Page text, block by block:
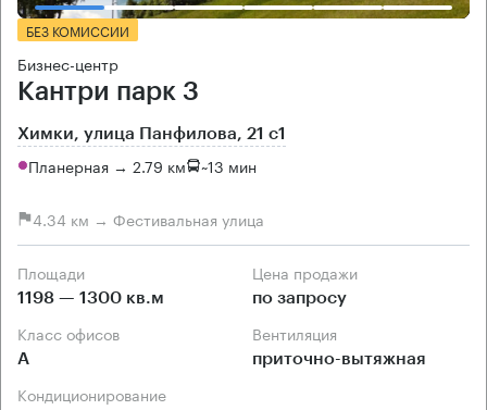
БЕЗ КОМИССИИ
Бизнес-центр
Кантри парк 3
Химки, улица Панфилова, 21 с1
Планерная → 2.79 км ~13 мин
4.34 км → Фестивальная улица
Площади
1198 — 1300 кв.м
Цена продажи
по запросу
Класс офисов
А
Вентиляция
приточно-вытяжная
Кондиционирование